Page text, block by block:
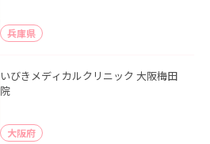
兵庫県
いびきメディカルクリニック 大阪梅田
院
大阪府